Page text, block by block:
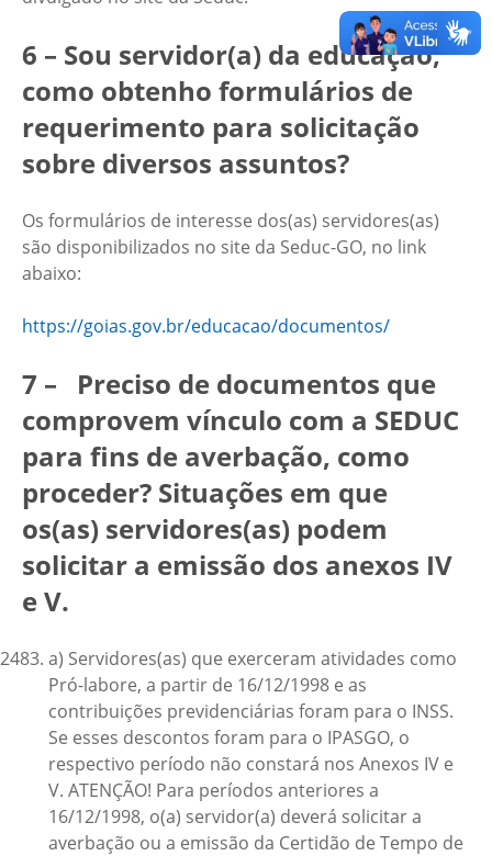
6 – Sou servidor(a) da educação,
como obtenho formulários de
requerimento para solicitação
sobre diversos assuntos?
Os formulários de interesse dos(as) servidores(as)
são disponibilizados no site da Seduc-GO, no link
abaixo:
https://goias.gov.br/educacao/documentos/
7 – Preciso de documentos que
comprovem vínculo com a SEDUC
para fins de averbação, como
proceder? Situações em que
os(as) servidores(as) podem
solicitar a emissão dos anexos IV
e V.
a) Servidores(as) que exerceram atividades como
Pró-labore, a partir de 16/12/1998 e as
contribuições previdenciárias foram para o INSS.
Se esses descontos foram para o IPASGO, o
respectivo período não constará nos Anexos IV e
V. ATENÇÃO! Para períodos anteriores a
16/12/1998, o(a) servidor(a) deverá solicitar a
averbação ou a emissão da Certidão de Tempo de